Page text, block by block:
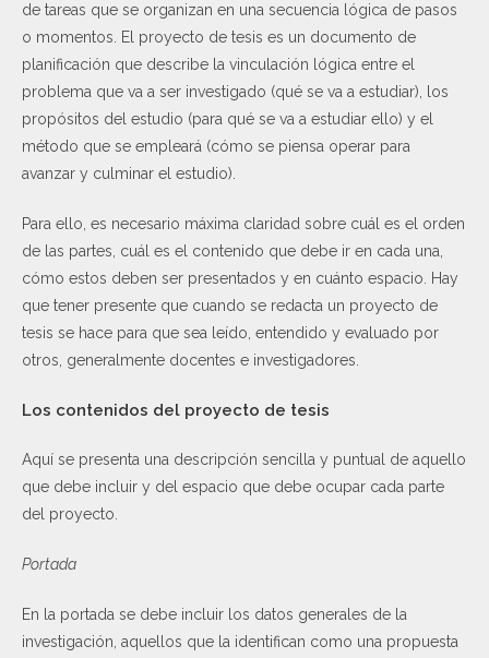
de tareas que se organizan en una secuencia lógica de pasos
o momentos. El proyecto de tesis es un documento de
planificación que describe la vinculación lógica entre el
problema que va a ser investigado (qué se va a estudiar), los
propósitos del estudio (para qué se va a estudiar ello) y el
método que se empleará (cómo se piensa operar para
avanzar y culminar el estudio).
Para ello, es necesario máxima claridad sobre cuál es el orden
de las partes, cuál es el contenido que debe ir en cada una,
cómo estos deben ser presentados y en cuánto espacio. Hay
que tener presente que cuando se redacta un proyecto de
tesis se hace para que sea leído, entendido y evaluado por
otros, generalmente docentes e investigadores.
Los contenidos del proyecto de tesis
Aquí se presenta una descripción sencilla y puntual de aquello
que debe incluir y del espacio que debe ocupar cada parte
del proyecto.
Portada
En la portada se debe incluir los datos generales de la
investigación, aquellos que la identifican como una propuesta